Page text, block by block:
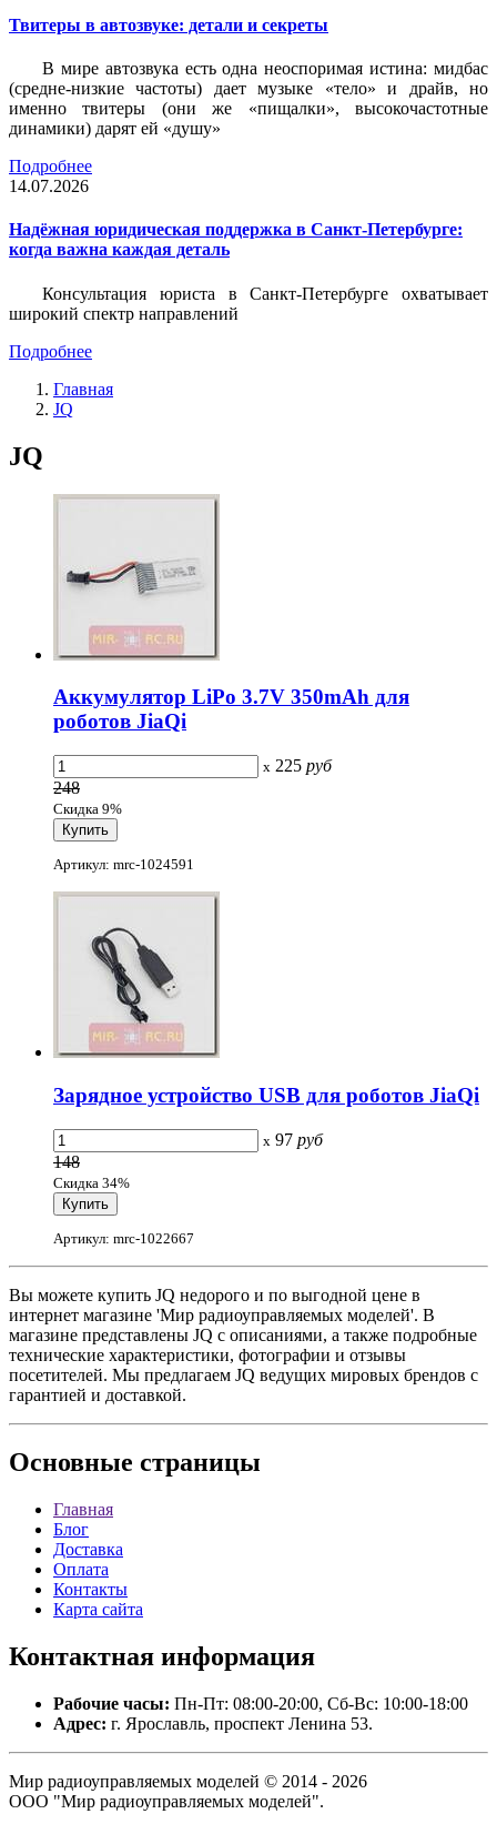
Твитеры в автозвуке: детали и секреты
В мире автозвука есть одна неоспоримая истина: мидбас
(средне-низкие частоты) дает музыке «тело» и драйв, но
именно твитеры (они же «пищалки», высокочастотные
динамики) дарят ей «душу»
Подробнее
14.07.2026
Надёжная юридическая поддержка в Санкт-Петербурге:
когда важна каждая деталь
Консультация юриста в Санкт-Петербурге охватывает
широкий спектр направлений
Подробнее
Главная
JQ
JQ
Аккумулятор LiPo 3.7V 350mAh для
роботов JiaQi
x 225 руб
248
Скидка 9%
Артикул: mrc-1024591
Зарядное устройство USB для роботов JiaQi
x 97 руб
148
Скидка 34%
Артикул: mrc-1022667
Вы можете купить JQ недорого и по выгодной цене в
интернет магазине 'Мир радиоуправляемых моделей'. В
магазине представлены JQ с описаниями, а также подробные
технические характеристики, фотографии и отзывы
посетителей. Мы предлагаем JQ ведущих мировых брендов с
гарантией и доставкой.
Основные страницы
Главная
Блог
Доставка
Оплата
Контакты
Карта сайта
Контактная информация
Рабочие часы: Пн-Пт: 08:00-20:00, Сб-Вс: 10:00-18:00
Адрес: г. Ярославль, проспект Ленина 53.
Мир радиоуправляемых моделей © 2014 - 2026
ООО "Мир радиоуправляемых моделей".